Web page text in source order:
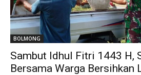
BOLMONG
Sambut Idhul Fitri 1443 H,
Bersama Warga Bersihkan